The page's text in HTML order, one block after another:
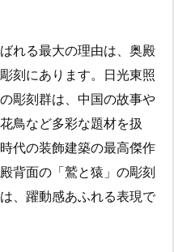
れる最大の理由は、奥殿
刻にあります。日光東照
彫刻群は、中国の故事や
鳥など多彩な題材を扱
代の装飾建築の最高傑作
背面の「鷲と猿」の彫刻
、躍動感あふれる表現で